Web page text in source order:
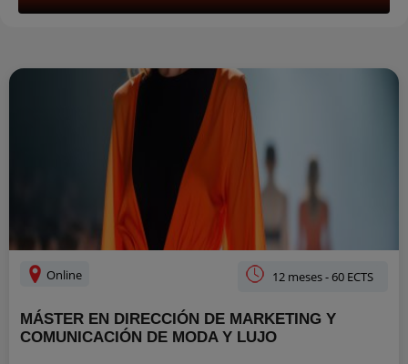
Online 12 meses - 60 ECTS
MÁSTER EN DIRECCIÓN DE MARKETING Y
COMUNICACIÓN DE MODA Y LUJO